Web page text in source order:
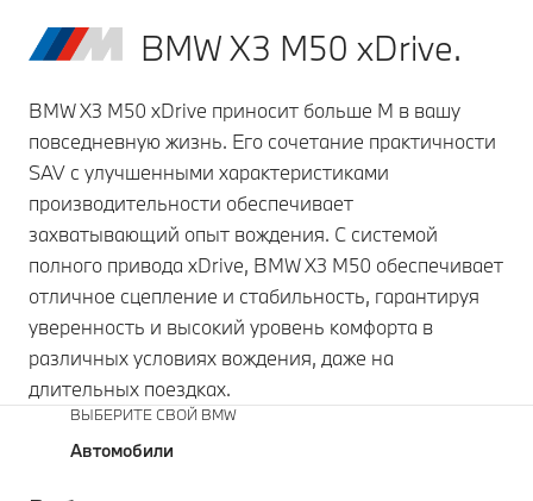
BMW X3 M50 xDrive.
BMW X3 M50 xDrive приносит больше M в вашу
повседневную жизнь. Его сочетание практичности
SAV с улучшенными характеристиками
производительности обеспечивает
захватывающий опыт вождения. С системой
полного привода xDrive, BMW X3 M50 обеспечивает
отличное сцепление и стабильность, гарантируя
уверенность и высокий уровень комфорта в
различных условиях вождения, даже на
длительных поездках.
ВЫБЕРИТЕ СВОЙ BMW
Автомобили